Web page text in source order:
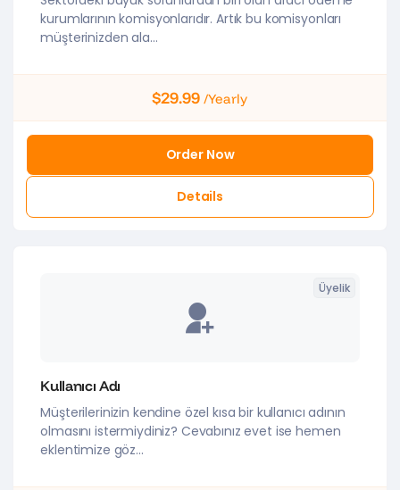
kurumlarının komisyonlarıdır. Artık bu komisyonları
müşterinizden ala...
$29.99 /Yearly
Order Now
Details
Üyelik
Kullanıcı Adı
Müşterilerinizin kendine özel kısa bir kullanıcı adının
olmasını istermiydiniz? Cevabınız evet ise hemen
eklentimize göz...